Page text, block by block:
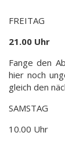
FREITAG
21.00 Uhr
Fange den
hier noch
gleich den
SAMSTAG
10.00 Uhr